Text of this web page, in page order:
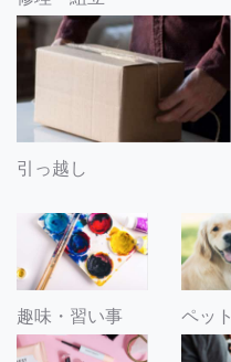
引っ越し
趣味・習い事 ペット